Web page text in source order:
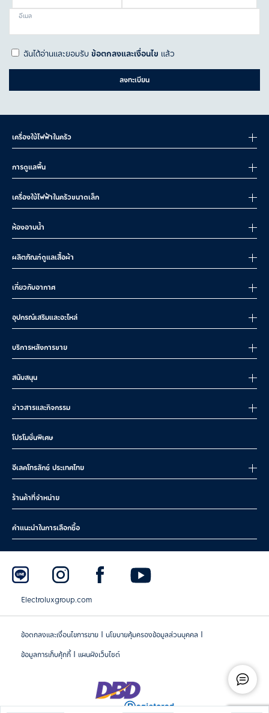
เลือกเครื่องชงกาแฟสไตล์การชง
เมื่อเลือกได้แล้วว่าต้องการระดับความอัตโนมัติมากแค่ไหน ขั้นตอนต่อไป
คือ การพิจารณาประเภทของกาแฟที่คุณชื่นชอบ—เพราะแต่ละเครื่องมีวิธี
การชงที่ต่างกัน
เครื่องชงกาแฟเอสเปรสโซ่: ชงด้วยแรงดันสูง เพื่อให้ได้ช็อตกาแฟ
ที่มาพร้อมชั้นครีมบาง ๆ ด้านบน เหมาะสำหรับคนที่ชอบลาเต้ คาปูชิ
ๆ ไหลผ่านกาแฟคั่วบด เหมาะสำหรับกาแฟรสนุ่ม ละมุน และปริมาณ
มาก เหมาะกับบ้านที่ดื่มหลายแก้วต่อวัน หรือชอบสไตล์กาแฟแบบ
วิธีเลือกเครื่องชงกาแฟตามขนาด
การเลือกเครื่องชงกาแฟให้มีความจุที่เหมาะสม ช่วยให้คุณชงกาแฟได้ตาม
ความต้องการในแต่ละวันโดยไม่ต้องเติมน้ำหรือเมล็ดกาแฟบ่อย ๆ
ปัจจัยในการเลือก:
จำนวนคนที่ดื่มกาแฟ: ยิ่งมีหลายคน ยิ่งต้องเลือกเครื่องที่มีความจุ
พฤติกรรมการดื่มกาแฟ: คุณดื่มวันละแก้ว หรือหลายแก้วต่อวัน
วิธีการชง
ในขณะที่เครื่องดริปกาแฟหรือแบบกรองสามารถชงได้มากกว่า
วิธีเลือกความจุของเครื่องชงกาแฟ:
กาแฟ
1
2–3
4–5
6+
มากกว่า
เลือกเครื่องชงกาแฟที่เข้ากับไลฟ์สไตล์และขนาดครอบครัวของคุณ เพื่อ
ความสะดวก และอร่อยในทุกแก้ว
เครื่องชงกาแฟอีเลคโทรลักซ์ราคาเท่าไหร่?
เครื่องชงกาแฟจากอีเลคโทรลักซ์ มีราคาโดยประมาณอยู่ที่ 999 – 14,999
บาท โดยราคาจะแตกต่างกันไปตามประเภท รุ่น และขนาดความจุของ
เครื่อง
ประเภท
เครื่องเอสเปรสโซ
เครื่องดริปกาแฟ
นอกจากนี้ อีเลคโทรลักซ์ ประเทศไทย ยังมีโปรโมชันดี ๆ สำหรับคุณอย่าง
ต่อเนื่อง ไม่ว่าจะเป็น โค้ดส่วนลดสูงสุดถึง 55% ตัวเลือกผ่อน 0% รับ
ประกันเพิ่ม และของแถมสุดคุ้ม เมื่อสั่งซื้อสินค้าออนไลน์ เข้าไปเช็ก
หน้า
โปรโมชันเครื่องชงกาแฟของอีเลคโทรลักซ์
เพื่อไม่พลาดดีลสุดพิเศษ และข้อ
เสนอที่ดีที่สุด
อีเมล
ฉันได้อ่านและยอมรับข้อตกลงและเงื่อนไข แล้ว
ลงทะเบียน
เครื่องใช้ไฟฟ้าในครัว
การดูแลพื้น
เครื่องใช้ไฟฟ้าในครัวขนาดเล็ก
ห้องอาบน้ำ
ผลิตภัณฑ์ดูแลเสื้อผ้า
เกี่ยวกับอากาศ
อุปกรณ์เสริมและอะไหล่
บริการหลังการขาย
สนับสนุน
ข่าวสารและกิจกรรม
โปรโมชั่นพิเศษ
อีเลคโทรลักซ์ ประเทศไทย
ร้านค้าที่จำหน่าย
คำแนะนำในการเลือกซื้อ
Electroluxgroup.com
ข้อตกลงและเงื่อนไขการขาย | นโยบายคุ้มครองข้อมูลส่วนบุคคล |
ข้อมูลการเก็บคุ้กกี้ | แผนผังเว็บไซต์